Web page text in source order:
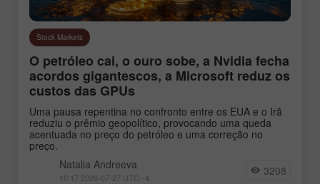
Stock Markets
O petróleo cai, o ouro sobe, a Nvidia fecha
acordos gigantescos, a Microsoft reduz os
custos das GPUs
Uma pausa repentina no confronto entre os EUA e o Irã
reduziu o prêmio geopolítico, provocando uma queda
acentuada no preço do petróleo e uma correção no
preço.
Natalia Andreeva
10:17 2026-07-27 UTC--4 3208